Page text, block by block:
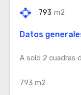
793 m2
Datos
A solo 2 cuadras
793 m2